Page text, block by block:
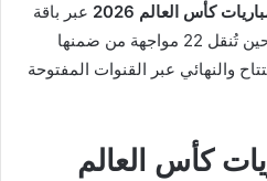
كأس العالم 2026
عبر باقة
قنواتها المشفرة “ماكس”، في حين تُنقل 22 مواجهة من ضمنها
والنهائي عبر القنوات المفتوحة
كأس العالم